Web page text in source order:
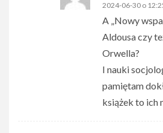
2024-06-30 o
A „Nowy
Aldousa czy
Orwella?
I nauki
pamiętam
książek to ich